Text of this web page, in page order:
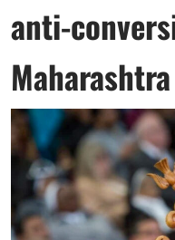
anti-
Maharashtra